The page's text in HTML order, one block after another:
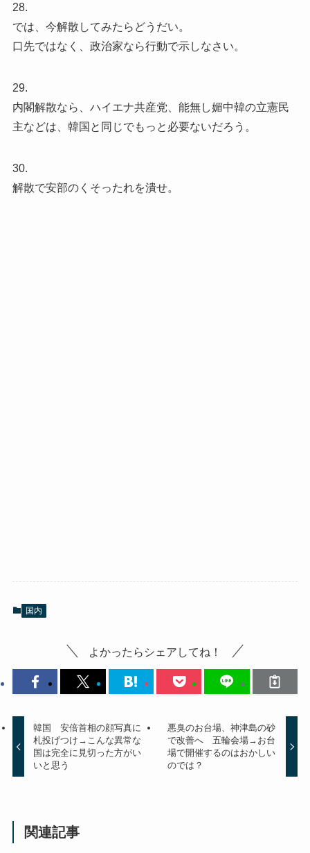
28.
では、今解散してみたらどうだい。
口先ではなく、政治家なら行動で示しなさい。
29.
内閣解散なら、ハイエナ共産党、能無し媚中韓の立憲民
主などは、韓国と同じでもっと必要ないだろう。
30.
解散で安部のくそったれを潰せ。
国内
よかったらシェアしてね！
韓国 安倍首相の顔写真に
札投げつけ→こんな異常な
国は完全に見切った方がい
いと思う
悪臭のお台場、神津島の砂
で改善へ 五輪会場→お台
場で開催するのはおかしい
のでは？
関連記事